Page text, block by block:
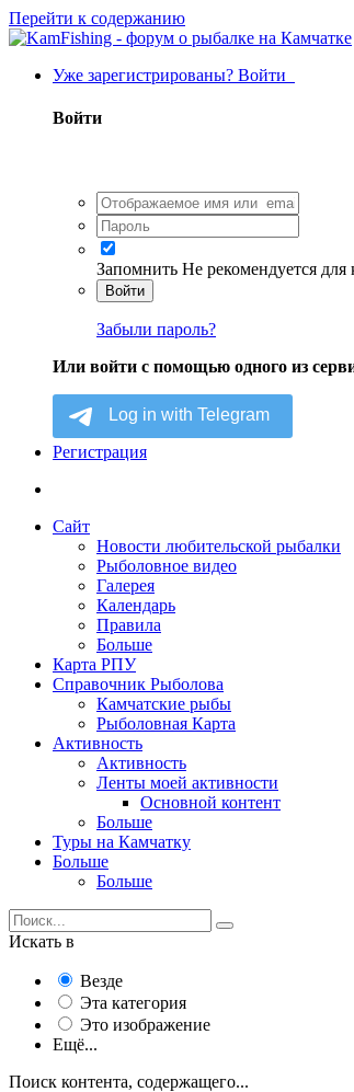
Перейти к содержанию
Уже зарегистрированы? Войти
Войти
Запомнить Не рекомендуется
Войти
Забыли пароль?
Или войти с помощью одного из
Регистрация
Сайт
Новости любительской рыбалки
Рыболовное видео
Галерея
Календарь
Правила
Больше
Карта РПУ
Справочник Рыболова
Камчатские рыбы
Рыболовная Карта
Активность
Активность
Ленты моей активности
Основной контент
Больше
Туры на Камчатку
Больше
Больше
Искать в
Везде
Эта категория
Это изображение
Ещё...
Поиск контента, содержащего...